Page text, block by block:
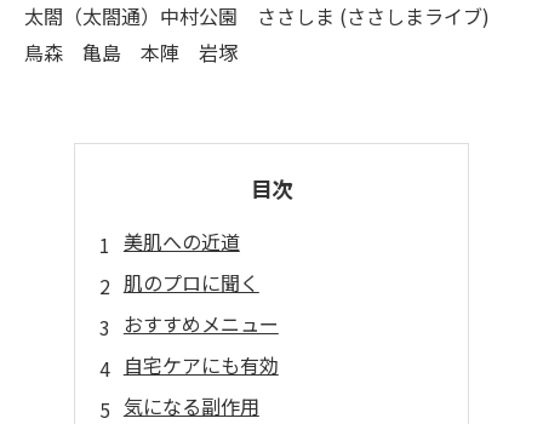
太閤（太閤通）中村公園 ささしま (ささしまライブ)
鳥森 亀島 本陣 岩塚
目次
美肌への近道
肌のプロに聞く
おすすめメニュー
自宅ケアにも有効
気になる副作用